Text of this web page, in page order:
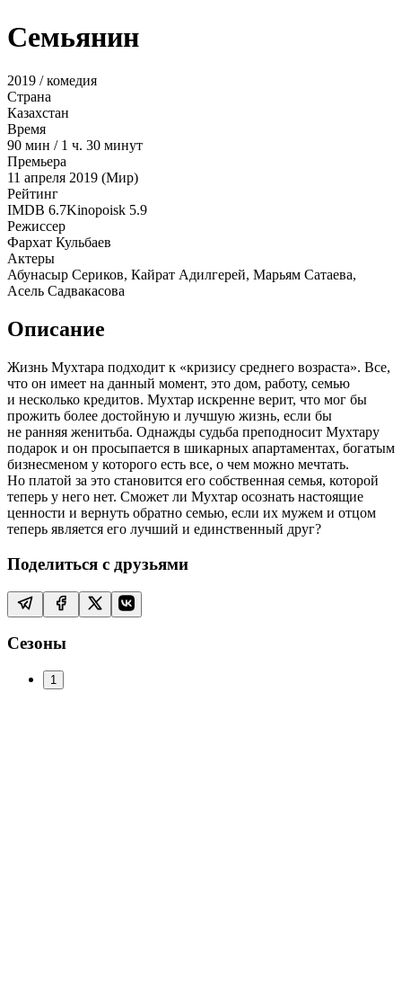
Семьянин
2019 / комедия
Страна
Казахстан
Время
90 мин / 1 ч. 30 минут
Премьера
11 апреля 2019 (Мир)
Рейтинг
IMDB 6.7Kinopoisk 5.9
Режиссер
Фархат Кульбаев
Актеры
Абунасыр Сериков, Кайрат Адилгерей, Марьям Сатаева,
Асель Садвакасова
Описание
Жизнь Мухтара подходит к «кризису среднего возраста». Все,
что он имеет на данный момент, это дом, работу, семью
и несколько кредитов. Мухтар искренне верит, что мог бы
прожить более достойную и лучшую жизнь, если бы
не ранняя женитьба. Однажды судьба преподносит Мухтару
подарок и он просыпается в шикарных апартаментах, богатым
бизнесменом у которого есть все, о чем можно мечтать.
Но платой за это становится его собственная семья, которой
теперь у него нет. Сможет ли Мухтар осознать настоящие
ценности и вернуть обратно семью, если их мужем и отцом
теперь является его лучший и единственный друг?
Поделиться с друзьями
Сезоны
1